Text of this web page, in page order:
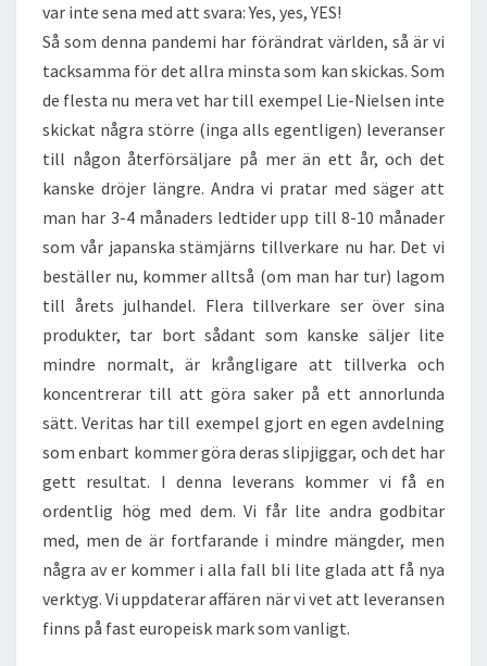
var inte sena med att svara: Yes, yes, YES!
Så som denna pandemi har förändrat världen, så är vi
tacksamma för det allra minsta som kan skickas. Som
de flesta nu mera vet har till exempel Lie-Nielsen inte
skickat några större (inga alls egentligen) leveranser
till någon återförsäljare på mer än ett år, och det
kanske dröjer längre. Andra vi pratar med säger att
man har 3-4 månaders ledtider upp till 8-10 månader
som vår japanska stämjärns tillverkare nu har. Det vi
beställer nu, kommer alltså (om man har tur) lagom
till årets julhandel. Flera tillverkare ser över sina
produkter, tar bort sådant som kanske säljer lite
mindre normalt, är krångligare att tillverka och
koncentrerar till att göra saker på ett annorlunda
sätt. Veritas har till exempel gjort en egen avdelning
som enbart kommer göra deras slipjiggar, och det har
gett resultat. I denna leverans kommer vi få en
ordentlig hög med dem. Vi får lite andra godbitar
med, men de är fortfarande i mindre mängder, men
några av er kommer i alla fall bli lite glada att få nya
verktyg. Vi uppdaterar affären när vi vet att leveransen
finns på fast europeisk mark som vanligt.